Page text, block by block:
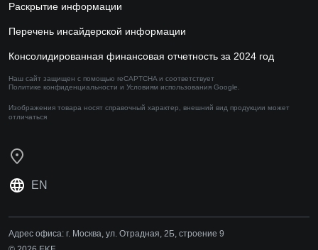
Раскрытие информации
Перечень инсайдерской информации
Консолидированная финансовая отчетность за 2024 год
Наш сайт защищен с помощью reCAPTCHA и соответствует
Политике конфиденциальности и Условиям использования Google.
Изображения товара носят справочный характер, внешний вид продукции может
отличаться
EN
Адрес офиса: г. Москва, ул. Отрадная, 2Б, строение 9